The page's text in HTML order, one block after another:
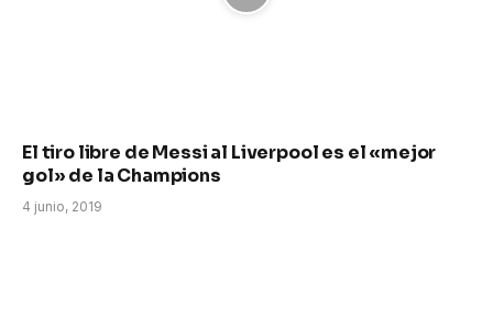
El tiro libre de Messi al Liverpool es el «mejor
gol» de la Champions
4 junio, 2019